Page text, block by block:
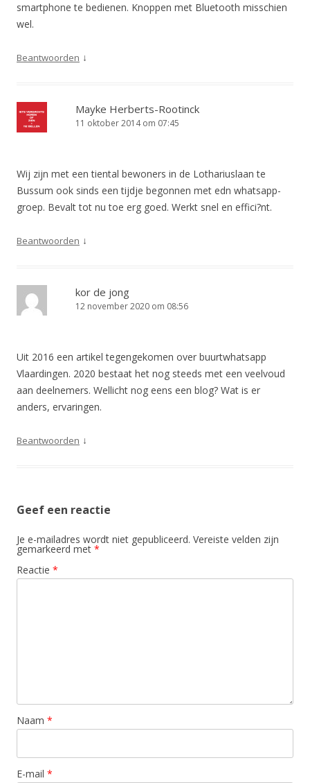
smartphone te bedienen. Knoppen met Bluetooth misschien
wel.
Beantwoorden ↓
Mayke Herberts-Rootinck
11 oktober 2014 om 07:45
Wij zijn met een tiental bewoners in de Lothariuslaan te
Bussum ook sinds een tijdje begonnen met edn whatsapp-
groep. Bevalt tot nu toe erg goed. Werkt snel en effici?nt.
Beantwoorden ↓
kor de jong
12 november 2020 om 08:56
Uit 2016 een artikel tegengekomen over buurtwhatsapp
Vlaardingen. 2020 bestaat het nog steeds met een veelvoud
aan deelnemers. Wellicht nog eens een blog? Wat is er
anders, ervaringen.
Beantwoorden ↓
Geef een reactie
Je e-mailadres wordt niet gepubliceerd. Vereiste velden zijn
gemarkeerd met *
Reactie *
Naam *
E-mail *